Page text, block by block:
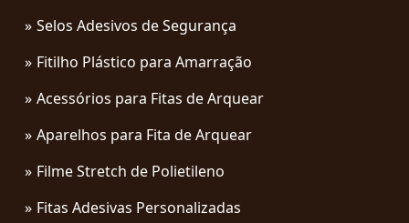
Selos Adesivos de Segurança
Fitilho Plástico para Amarração
Acessórios para Fitas de Arquear
Aparelhos para Fita de Arquear
Filme Stretch de Polietileno
Fitas Adesivas Personalizadas